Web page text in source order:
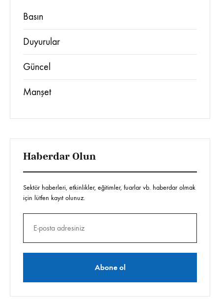
Basın
Duyurular
Güncel
Manşet
Haberdar Olun
Sektör haberleri, etkinlikler, eğitimler, fuarlar vb. haberdar olmak
için lütfen kayıt olunuz.